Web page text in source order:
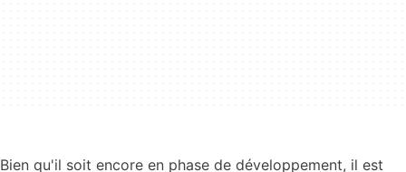
Bien qu'il soit encore en phase de développement, il est